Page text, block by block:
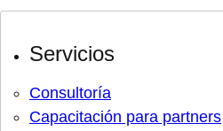
Servicios
Consultoría
Capacitación para partners